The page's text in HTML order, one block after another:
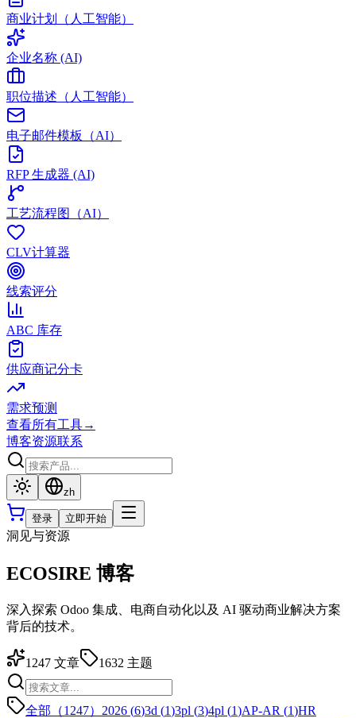
商业计划（人工智能）
企业名称 (AI)
职位描述（人工智能）
电子邮件模板（AI）
RFP 生成器 (AI)
工艺流程图（AI）
CLV计算器
线索评分
ABC 库存
供应商记分卡
需求预测
查看所有工具→
博客资源联系
zh
登录 立即开始
洞见与资源
ECOSIRE 博客
深入探索 Odoo 集成、电商自动化以及 AI 驱动商业解决方案
背后的技术。
1247 文章 1632 主题
全部（1247） 2026 (6)3d (1)3pl (3)4pl (1)AP-AR (1)HR